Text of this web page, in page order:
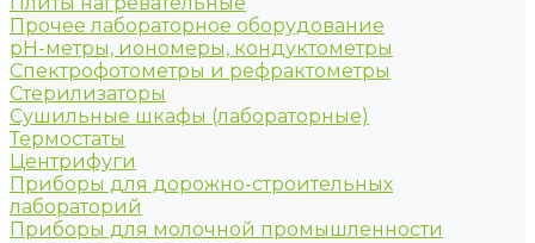
Прочее лабораторное оборудование
рН-метры, иономеры, кондуктометры
Спектрофотометры и рефрактометры
Стерилизаторы
Сушильные шкафы (лабораторные)
Термостаты
Центрифуги
Приборы для дорожно-строительных
лабораторий
Приборы для молочной промышленности